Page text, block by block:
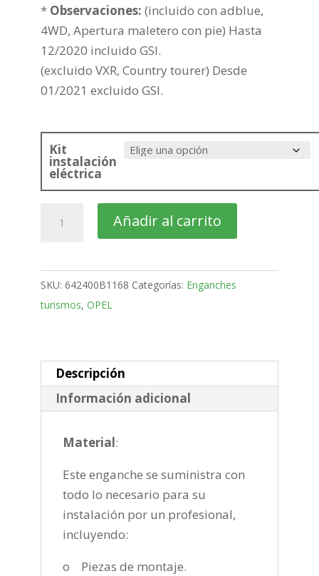
* Observaciones: (incluido con adblue,
4WD, Apertura maletero con pie) Hasta
12/2020 incluido GSI.
(excluido VXR, Country tourer) Desde
01/2021 excluido GSI.
Kit
instalación
eléctrica
Insignia
Bola
fija
de
Añadir al carrito
SKU: 642400B1168 Categorías: Enganches
turismos, OPEL
Descripción
Información adicional
Material:
Este enganche se suministra con
todo lo necesario para su
instalación por un profesional,
incluyendo:
o Piezas de montaje.